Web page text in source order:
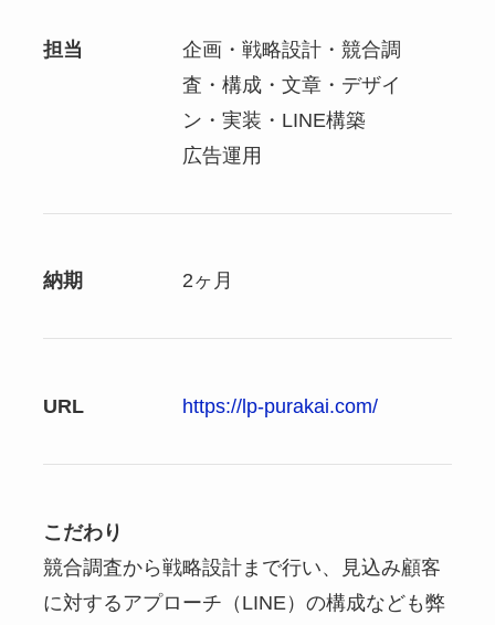
担当
企画・戦略設計・競合調
査・構成・文章・デザイ
ン・実装・LINE構築
広告運用
納期 2ヶ月
URL https://lp-purakai.com/
こだわり
競合調査から戦略設計まで行い、見込み顧客
に対するアプローチ（LINE）の構成なども弊